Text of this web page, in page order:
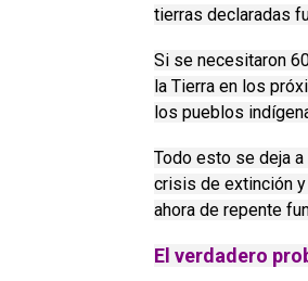
tierras declaradas
Si se necesitaron
la Tierra en los
los pueblos
Todo esto se deja
crisis de extinción
ahora de repente
El verdadero